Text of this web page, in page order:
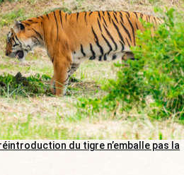
du tigre n’emballe pas la